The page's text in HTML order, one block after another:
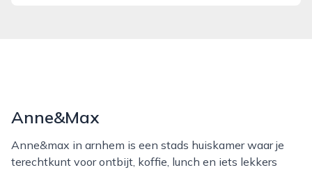
Anne&Max
Anne&max in arnhem is een stads huiskamer waar je
terechtkunt voor ontbijt, koffie, lunch en iets lekkers